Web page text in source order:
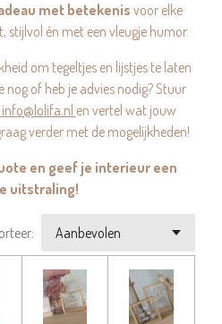
met betekenis voor elke
stijlvol én met een vleugje humor.
om tegeltjes en lijstjes te laten
nog of heb je advies nodig? Stuur
info@lolifa.nl en vertel wat jouw
verder met de mogelijkheden!
en geef je interieur een
uitstraling!